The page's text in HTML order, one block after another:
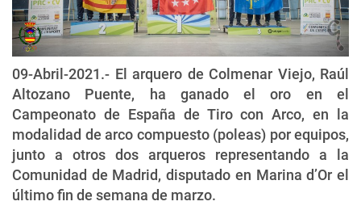
09-Abril-2021.- El arquero de Colmenar Viejo, Raúl
Altozano Puente, ha ganado el oro en el
Campeonato de España de Tiro con Arco, en la
modalidad de arco compuesto (poleas) por equipos,
junto a otros dos arqueros representando a la
Comunidad de Madrid, disputado en Marina d’Or el
último fin de semana de marzo.